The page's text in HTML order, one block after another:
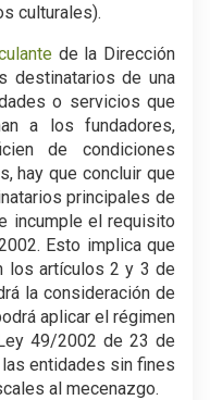
culturales).
de la Dirección
destinatarios de una
o servicios que
a los fundadores,
de condiciones
hay que concluir que
principales de
incumple el requisito
Esto implica que
los artículos 2 y 3 de
la consideración de
aplicar el régimen
49/2002 de 23 de
entidades sin fines
al mecenazgo.